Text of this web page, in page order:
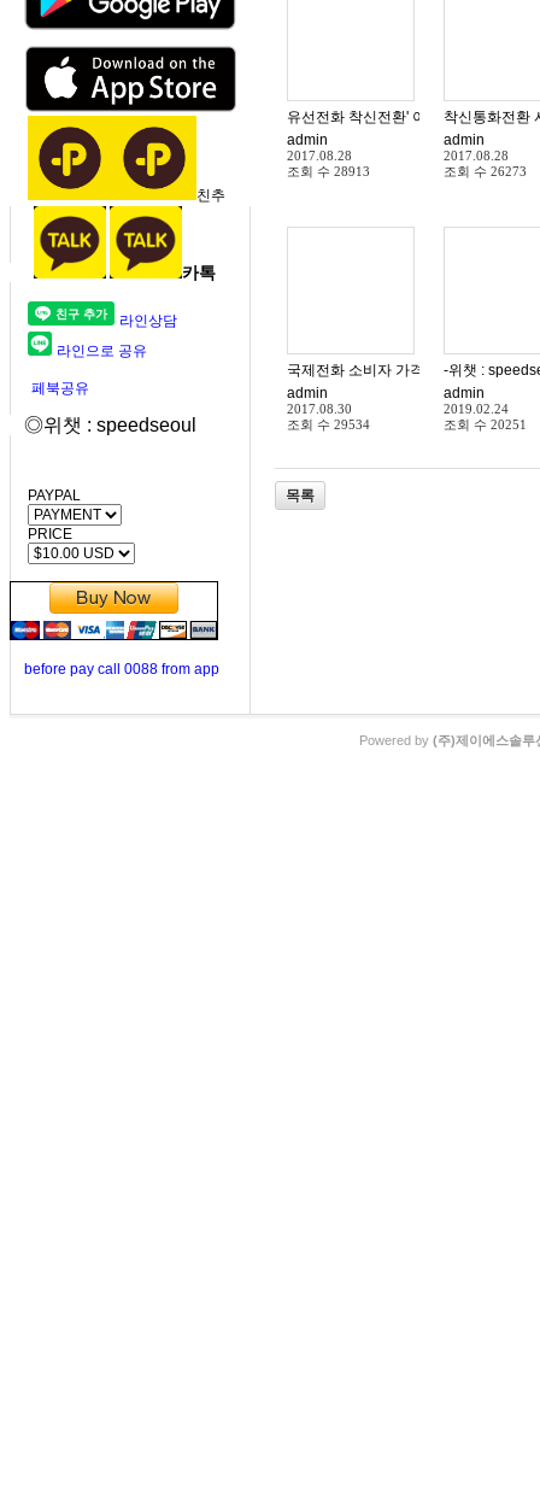
친추
카톡
라인상담
라인으로 공유
페북공유
◎위챗 : speedseoul
PAYPAL
PRICE
before pay call 0088 from app
admin
2017.08.28
조회 수 28913
admin
2017.08.28
조회 수 26273
국제전화 소비자 가격표 참조 유선 무선
admin
2017.08.30
조회 수 29534
-위챗 :
admin
2019.02.24
조회 수 20251
목록
Powered by (주)제이에스솔루